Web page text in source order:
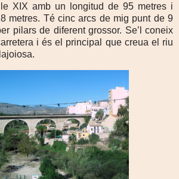
XIX amb un longitud de 95 metres i
metres. Té cinc arcs de mig punt de 9
pilars de diferent grossor. Se’l coneix
i és el principal que creua el riu